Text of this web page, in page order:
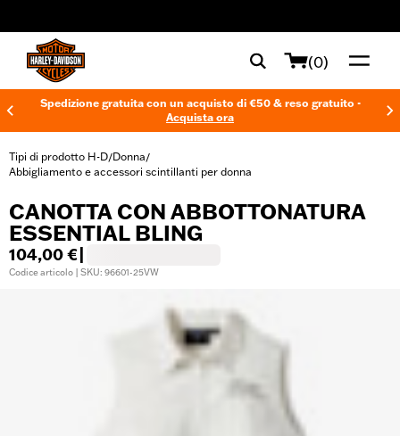
(0)
Spedizione gratuita con un acquisto di €50 & reso gratuito -
Acquista ora
Tipi di prodotto H-D/Donna/
Abbigliamento e accessori scintillanti per donna
CANOTTA CON ABBOTTONATURA
ESSENTIAL BLING
104,00 €
Codice articolo | SKU: 96601-25VW